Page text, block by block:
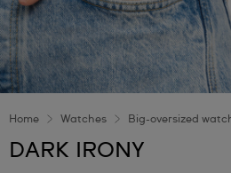
Home Watches Big-oversized
DARK IRONY